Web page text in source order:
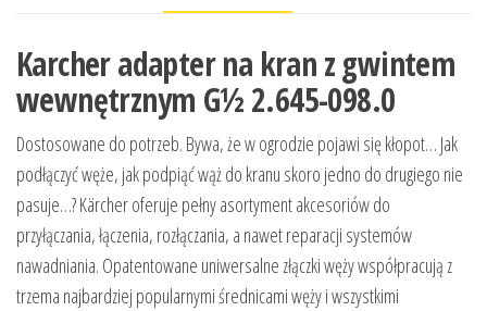
Karcher adapter na kran z gwintem
wewnętrznym G½ 2.645-098.0
Dostosowane do potrzeb. Bywa, że w ogrodzie pojawi się kłopot… Jak
podłączyć węże, jak podpiąć wąż do kranu skoro jedno do drugiego nie
pasuje…? Kärcher oferuje pełny asortyment akcesoriów do
przyłączania, łączenia, rozłączania, a nawet reparacji systemów
nawadniania. Opatentowane uniwersalne złączki węży współpracują z
trzema najbardziej popularnymi średnicami węży i wszystkimi